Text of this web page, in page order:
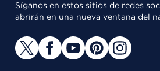
Síganos en estos sitios de redes
abrirán en una nueva ventana del